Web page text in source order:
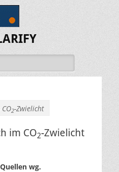
2-Zwielicht
im CO2-Zwielicht
wg.